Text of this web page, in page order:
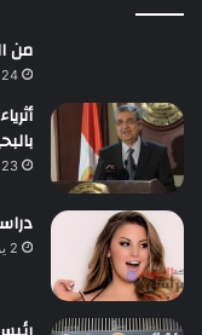
من
24 يناير، 2016
23 أكتوبر، 2015
2 يوليو، 2023